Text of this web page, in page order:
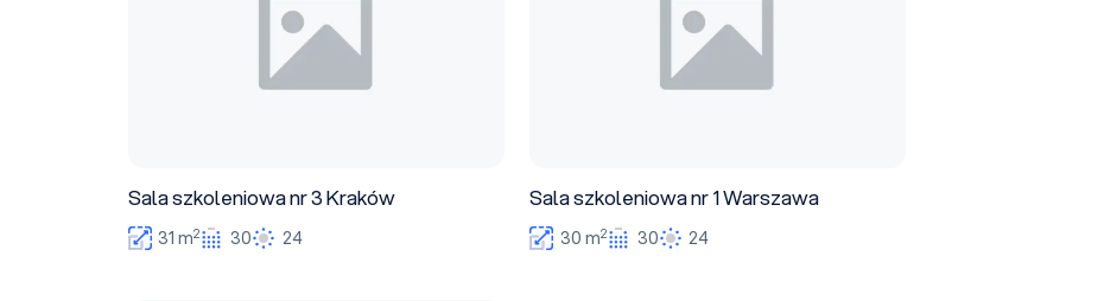
Sala szkoleniowa nr 3 Kraków
31 m2 30 24
Sala szkoleniowa nr 1 Warszawa
30 m2 30 24